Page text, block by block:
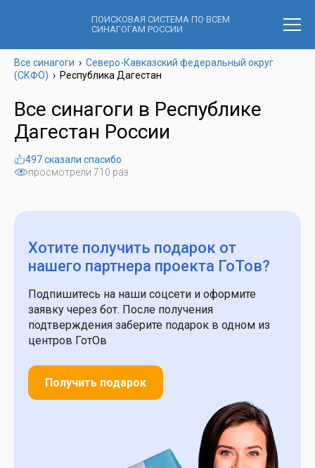
ПОИСКОВАЯ СИСТЕМА ПО ВСЕМ
СИНАГОГАМ РОССИИ
Все синагоги › Северо-Кавказский федеральный округ
(СКФО) › Республика Дагестан
Все синагоги в Республике
Дагестан России
просмотрели 710 раз
497 сказали спасибо
Хотите получить подарок от
нашего партнера проекта ГоТов?
Подпишитесь на наши соцсети и оформите
заявку через бот. После получения
подтверждения заберите подарок в одном из
центров ГотОв
Получить подарок